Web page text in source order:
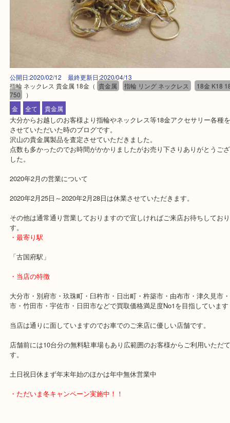
公開日:2020/02/12 最終更新日:2020/04/13
指輪 ネックレス 貴金属 18金（ 貴金属 指輪 リング ネックレス
750 ）
金
大分からお越しのお客様より指輪やネックレス等18金アクセサリー
沢山の貴金属製品を査定させていただきました。
した。
2020年2月の営業について
2020年2月25日～2020年2月28日は休業させていただきます。
その他は通常通り営業しておりますので宜しければご来店お待ちし
す。
・最寄り駅
「古国府駅」
・当店の特徴
市・竹田市・宇佐市・日田市などで買取価格満足度No1を目指して
当店は通りに面していますのでお車でのご来店に優しい店舗です。